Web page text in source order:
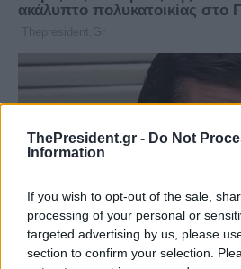
ThePresident.gr - Do Not
Information
If you wish to opt-out of the sale,
processing of your personal or
targeted advertising by us, please
section to confirm your selection.